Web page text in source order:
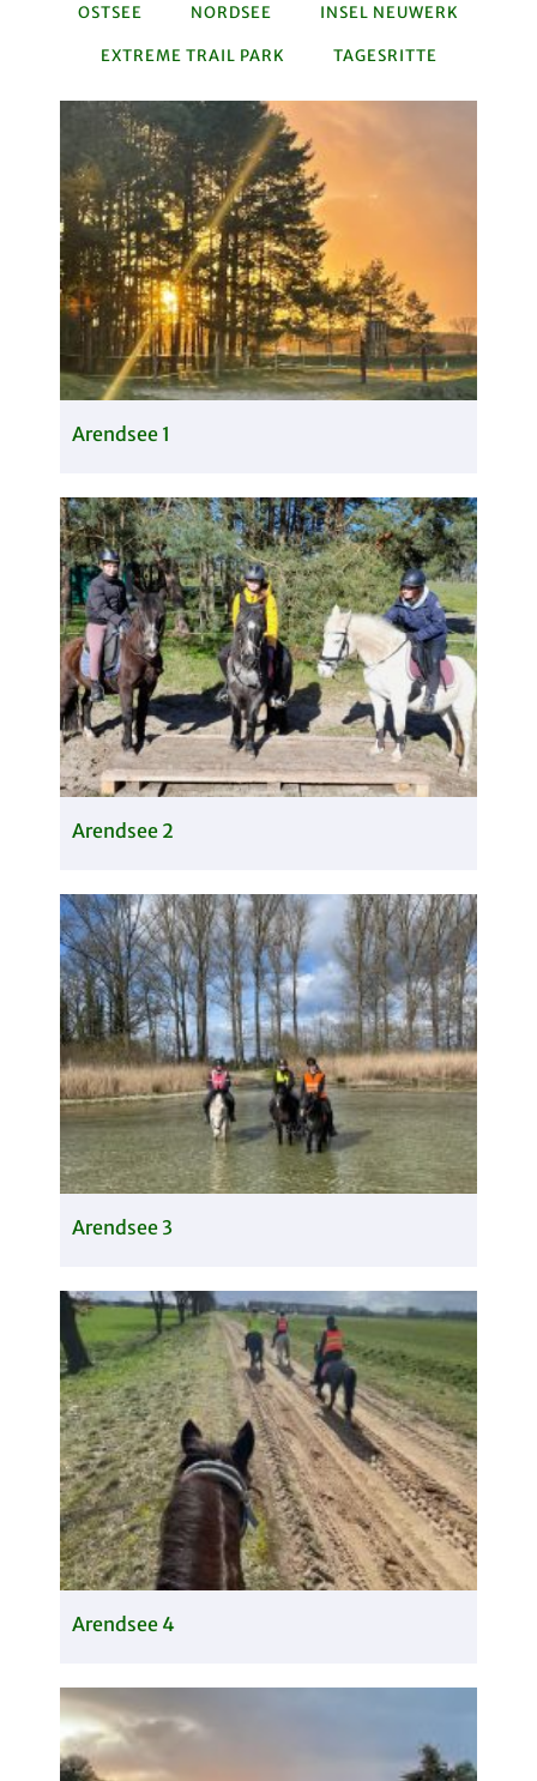
OSTSEE NORDSEE INSEL NEUWERK
EXTREME TRAIL PARK TAGESRITTE
Arendsee 1
Arendsee 2
Arendsee 3
Arendsee 4